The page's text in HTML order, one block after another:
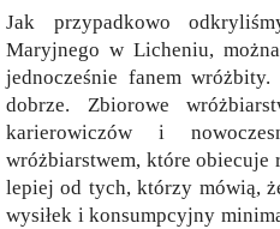
Jak przypadkowo
Maryjnego w Licheniu,
jednocześnie fanem
dobrze. Zbiorowe
karierowiczów i
wróżbiarstwem, które
lepiej od tych, którzy mówią,
wysiłek i konsumpcyjny